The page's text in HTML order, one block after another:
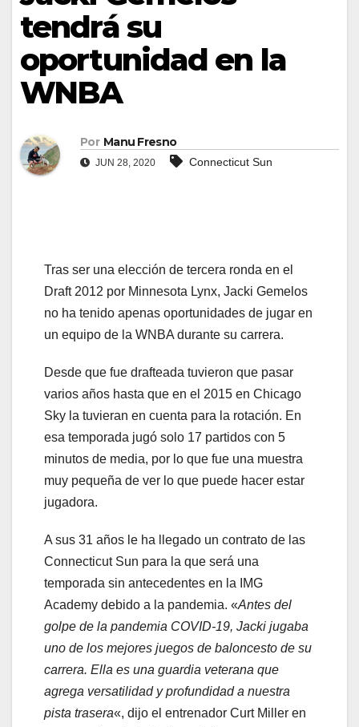
tendrá su
oportunidad en la
WNBA
Por Manu Fresno
JUN 28, 2020 Connecticut Sun
Tras ser una elección de tercera ronda en el
Draft 2012 por Minnesota Lynx, Jacki Gemelos
no ha tenido apenas oportunidades de jugar en
un equipo de la WNBA durante su carrera.
Desde que fue drafteada tuvieron que pasar
varios años hasta que en el 2015 en Chicago
Sky la tuvieran en cuenta para la rotación. En
esa temporada jugó solo 17 partidos con 5
minutos de media, por lo que fue una muestra
muy pequeña de ver lo que puede hacer estar
jugadora.
A sus 31 años le ha llegado un contrato de las
Connecticut Sun para la que será una
temporada sin antecedentes en la IMG
Academy debido a la pandemia. «Antes del
golpe de la pandemia COVID-19, Jacki jugaba
uno de los mejores juegos de baloncesto de su
carrera. Ella es una guardia veterana que
agrega versatilidad y profundidad a nuestra
pista trasera«, dijo el entrenador Curt Miller en